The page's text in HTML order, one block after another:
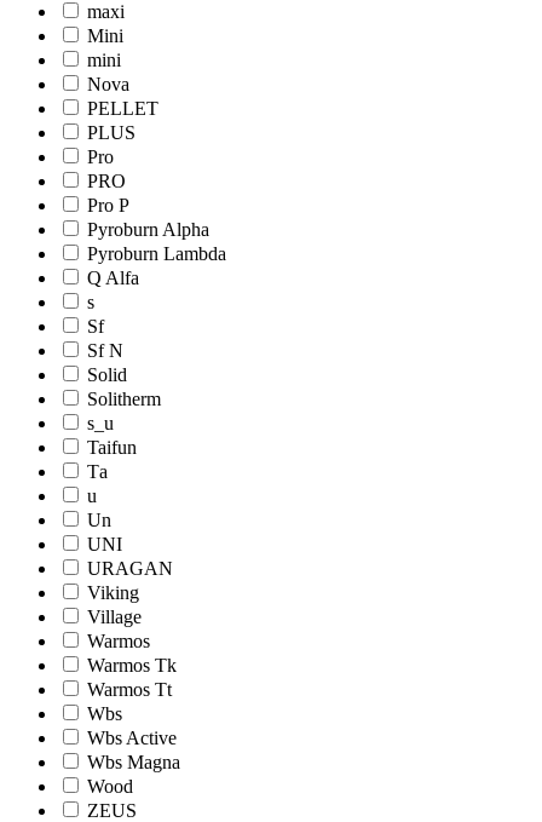
maxi
Mini
mini
Nova
PELLET
PLUS
Pro
PRO
Pro Р
Pyroburn Alpha
Pyroburn Lambda
Q Alfa
s
Sf
Sf N
Solid
Solitherm
s_u
Taifun
Tа
u
Un
UNI
URAGAN
Viking
Village
Warmos
Warmos Tk
Warmos Tt
Wbs
Wbs Active
Wbs Magna
Wood
ZEUS